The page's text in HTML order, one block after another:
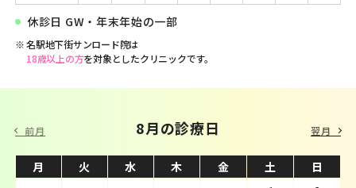
休診日 GW・年末年始の一部
名駅地下街サンロード院は
18歳以上の方を対象としたクリニックです。
前月 8月の診療日
月 火 水 木 金 土 日
9 月の診療日
月 火 水 木 金 土 日
翌月